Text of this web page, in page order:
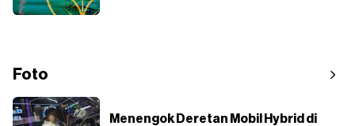
Foto
Menengok Deretan Mobil Hybrid di